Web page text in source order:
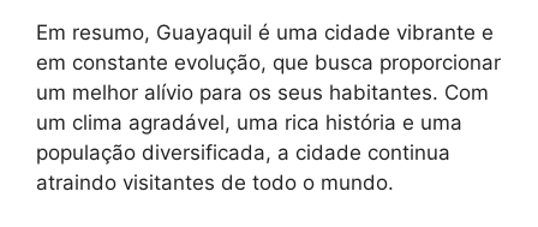
Em resumo, Guayaquil é uma cidade vibrante e
em constante evolução, que busca proporcionar
um melhor alívio para os seus habitantes. Com
um clima agradável, uma rica história e uma
população diversificada, a cidade continua
atraindo visitantes de todo o mundo.